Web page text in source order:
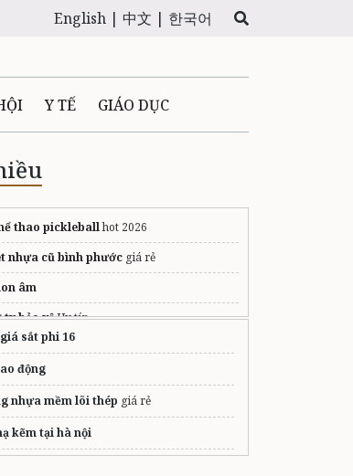
English | 中文 | 한국어
Y TẾ GIÁO DỤC
PHÁP LUẬT
thao pickleballhot 2026
nhựa cũ bình phước giá rẻ
âm
ty bảo vệUy tín
phục công ty
giá sắt phi 16
động
nhựa mềm lõi thép giá rẻ
kẽm tại hà nội